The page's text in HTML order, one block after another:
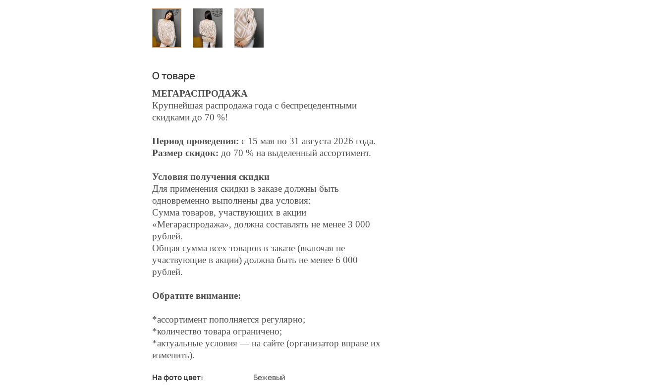
О товаре
МЕГАРАСПРОДАЖА
Крупнейшая распродажа года с беспрецедентными
скидками до 70 %!
Период проведения: с 15 мая по 31 августа 2026 года.
Размер скидок: до 70 % на выделенный ассортимент.
Условия получения скидки
Для применения скидки в заказе должны быть
одновременно выполнены два условия:
Сумма товаров, участвующих в акции
«Мегараспродажа», должна составлять не менее 3 000
рублей.
Общая сумма всех товаров в заказе (включая не
участвующие в акции) должна быть не менее 6 000
рублей.
Обратите внимание:
*ассортимент пополняется регулярно;
*количество товара ограничено;
*актуальные условия — на сайте (организатор вправе их
изменить).
На фото цвет:
Бежевый